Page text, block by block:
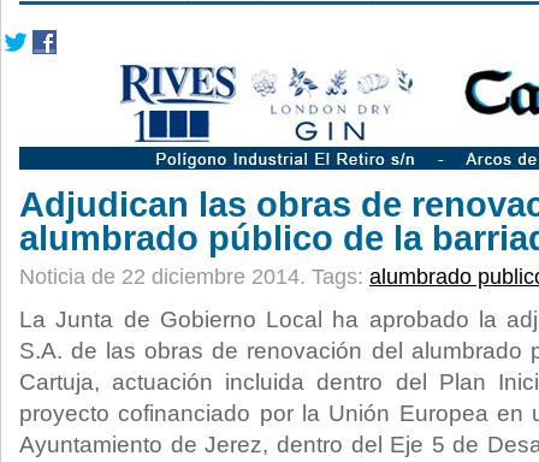
Adjudican las obras de
alumbrado público de la
Noticia de 22 diciembre 2014. Tags: alumbrado
La Junta de Gobierno Local ha aprobado la
S.A. de las obras de renovación del alumbrado
Cartuja, actuación incluida dentro del Plan
proyecto cofinanciado por la Unión Europea
Ayuntamiento de Jerez, dentro del Eje 5 de